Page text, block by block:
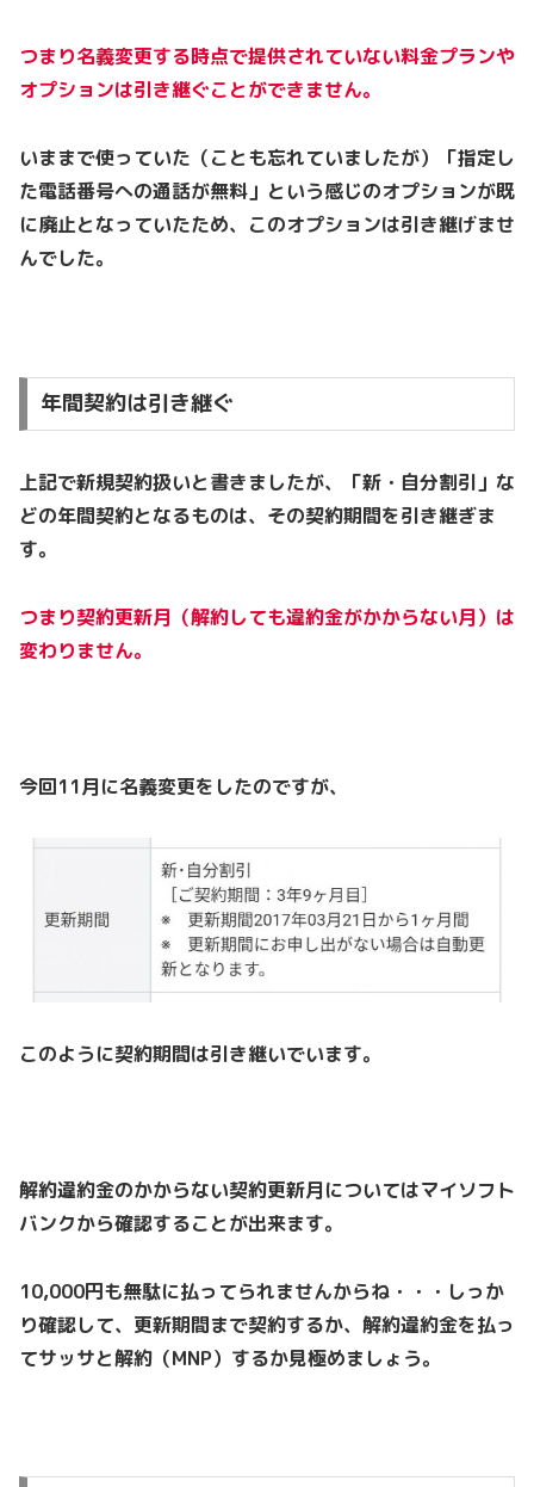
つまり名義変更する時点で提供されていない料金プランや
オプションは引き継ぐことができません。
いままで使っていた（ことも忘れていましたが）「指定し
た電話番号への通話が無料」という感じのオプションが既
に廃止となっていたため、このオプションは引き継げませ
んでした。
年間契約は引き継ぐ
上記で新規契約扱いと書きましたが、「新・自分割引」な
どの年間契約となるものは、その契約期間を引き継ぎま
す。
つまり契約更新月（解約しても違約金がかからない月）は
変わりません。
今回11月に名義変更をしたのですが、
このように契約期間は引き継いでいます。
解約違約金のかからない契約更新月についてはマイソフト
バンクから確認することが出来ます。
10,000円も無駄に払ってられませんからね・・・しっか
り確認して、更新期間まで契約するか、解約違約金を払っ
てサッサと解約（MNP）するか見極めましょう。